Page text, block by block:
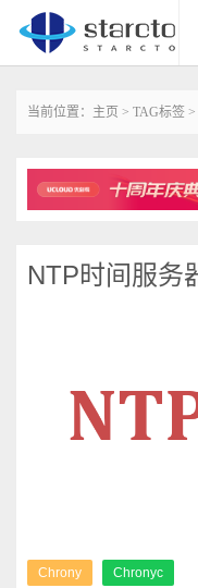
当前位置： 主页 > TAG标签
NTP时间服务
Chrony Chronyc